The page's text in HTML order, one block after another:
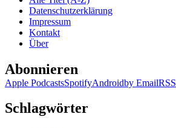
Datenschutzerklärung
Impressum
Kontakt
Über
Abonnieren
Apple PodcastsSpotifyAndroidby EmailRSS
Schlagwörter